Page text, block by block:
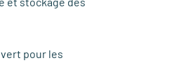
pour les